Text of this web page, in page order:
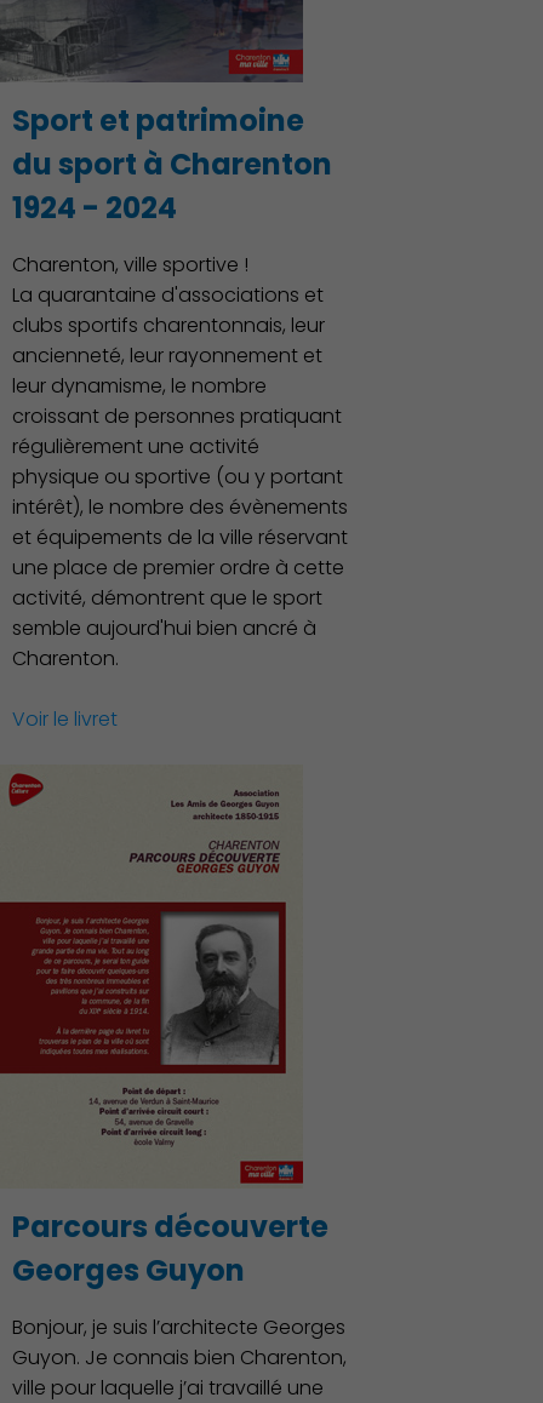
Découvrir Charenton
Sport et patrimoine
du sport à Charenton
1924 - 2024
Charenton, ville sportive !
La quarantaine d'associations et
clubs sportifs charentonnais, leur
ancienneté, leur rayonnement et
leur dynamisme, le nombre
croissant de personnes pratiquant
régulièrement une activité
physique ou sportive (ou y portant
intérêt), le nombre des évènements
et équipements de la ville réservant
une place de premier ordre à cette
activité, démontrent que le sport
semble aujourd'hui bien ancré à
Charenton.
Voir le livret
Parcours découverte
Georges Guyon
Bonjour, je suis l’architecte Georges
Guyon. Je connais bien Charenton,
ville pour laquelle j’ai travaillé une